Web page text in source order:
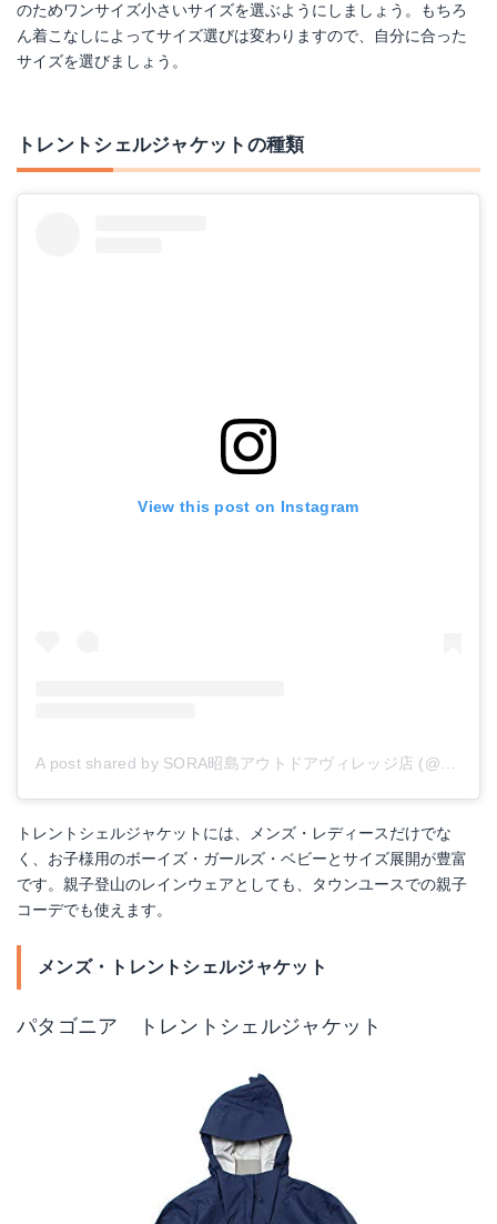
のためワンサイズ小さいサイズを選ぶようにしましょう。もちろ
ん着こなしによってサイズ選びは変わりますので、自分に合った
サイズを選びましょう。
トレントシェルジャケットの種類
View this post on Instagram
トレントシェルジャケットには、メンズ・レディースだけでな
く、お子様用のボーイズ・ガールズ・ベビーとサイズ展開が豊富
です。親子登山のレインウェアとしても、タウンユースでの親子
コーデでも使えます。
メンズ・トレントシェルジャケット
パタゴニア トレントシェルジャケット